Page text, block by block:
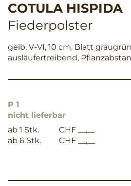
COTULA HISPIDA
Fiederpolster
gelb, V-VI, 10 cm, Blatt
ausläufertreibend,
P 1
nicht lieferbar
ab 1 Stk.
CHF __,__
ab 6 Stk.
CHF __,__